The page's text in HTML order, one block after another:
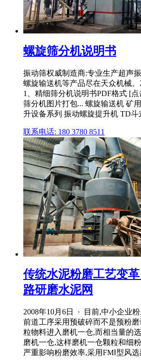
螺旋筛分机说明书
振动筛权威制造商:专业生产超声
螺旋输送机等产品尽在天众机械
1、精细筛分机说明书PDF格式 [
筛分机图片打包... 螺旋输送机 矿
升设备系列 振动螺旋提升机 TD斗
联系电话: 180 3780 8511
传统水泥粉磨工艺变
路研磨水泥网
2008年10月6日 · 目前,中小企业
前道工序采用预破碎而不是预粉
粒物料进入磨机一仓,而相当量的
磨机一仓,这样磨机一仓颗粒和细
严重影响粉磨效率,采用FMⅠ型风